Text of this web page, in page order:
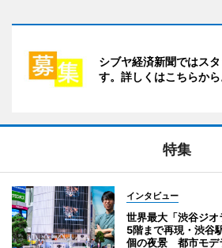
シブヤ経済新聞ではス
す。詳しくはこちらから
特集
インタビュー
世界最大「渋谷ジ
5階まで再現・渋谷
個の夜景 都市モデ